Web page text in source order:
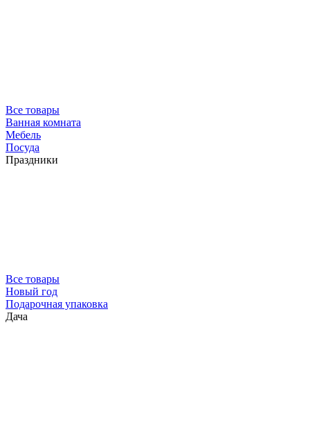
Все товары
Ванная комната
Мебель
Посуда
Праздники
Все товары
Новый год
Подарочная упаковка
Дача